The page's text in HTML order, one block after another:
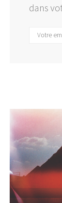
dans